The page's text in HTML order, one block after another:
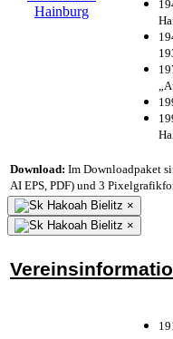
Download: Im Downloadpaket
AI EPS, PDF) und 3
×
×